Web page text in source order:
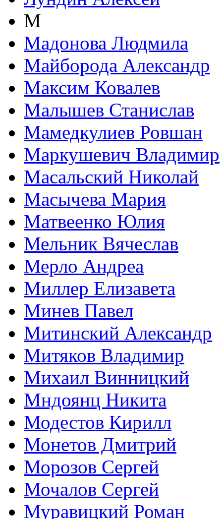
М
Мадонова Людмила
Майборода Александр
Максим Ковалев
Малышев Станислав
Мамедкулиев Ровшан
Маркушевич Владимир
Масальский Николай
Масычева Мария
Матвеенко Юлия
Мельник Вячеслав
Мерло Андреа
Миллер Елизавета
Минев Павел
Митинский Александр
Митяков Владимир
Михаил Винницкий
Мндоянц Никита
Модестов Кирилл
Монетов Дмитрий
Морозов Сергей
Мочалов Сергей
Муравицкий Роман